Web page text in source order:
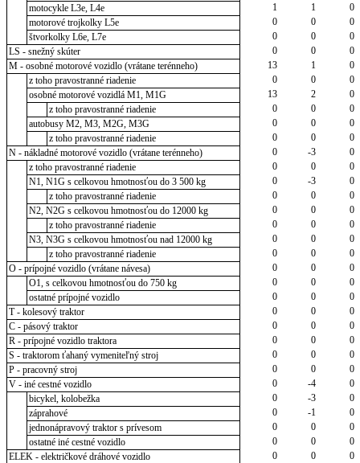
motocykle L3e, L4e
1 1
0
motorové trojkolky L5e
0 0
0
štvorkolky L6e, L7e
0 0
0
LS - snežný skúter
0 0
0
M - osobné motorové vozidlo (vrátane terénneho)
13 1
0
z toho pravostranné riadenie
0 0
0
osobné motorové vozidlá M1, M1G
13 2
0
z toho pravostranné riadenie
0 0
0
autobusy M2, M3, M2G, M3G
0 0
0
z toho pravostranné riadenie
0 0
0
N - nákladné motorové vozidlo (vrátane terénneho)
0 -3
0
z toho pravostranné riadenie
0 0
0
N1, N1G s celkovou hmotnosťou do 3 500 kg
0 -3
0
z toho pravostranné riadenie
0 0
0
N2, N2G s celkovou hmotnosťou do 12000 kg
0 0
0
z toho pravostranné riadenie
0 0
0
N3, N3G s celkovou hmotnosťou nad 12000 kg
0 0
0
z toho pravostranné riadenie
0 0
0
O - prípojné vozidlo (vrátane návesa)
0 0
0
O1, s celkovou hmotnosťou do 750 kg
0 0
0
ostatné prípojné vozidlo
0 0
0
T - kolesový traktor
0 0
0
C - pásový traktor
0 0
0
R - prípojné vozidlo traktora
0 0
0
S - traktorom ťahaný vymeniteľný stroj
0 0
0
P - pracovný stroj
0 0
0
V - iné cestné vozidlo
0 -4
0
bicykel, kolobežka
0 -3
0
záprahové
0 -1
0
jednonápravový traktor s prívesom
0 0
0
ostatné iné cestné vozidlo
0 0
0
ELEK - električkové dráhové vozidlo
0 0
0